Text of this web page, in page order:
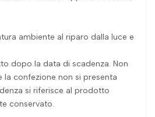
ambiente al riparo dalla luce e
dopo la data di scadenza. Non
la confezione non si presenta
si riferisce al prodotto
conservato.